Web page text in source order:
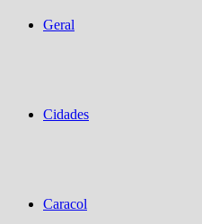
Geral
Cidades
Caracol